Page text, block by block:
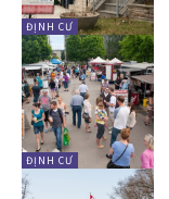
ĐỊNH CƯ
ĐỊNH CƯ